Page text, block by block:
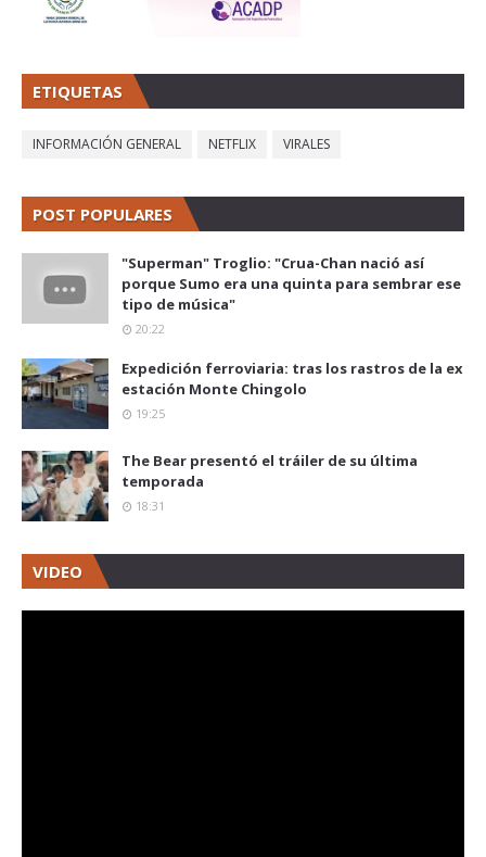
ETIQUETAS
INFORMACIÓN GENERAL NETFLIX VIRALES
POST POPULARES
"Superman" Troglio: "Crua-Chan nació así
porque Sumo era una quinta para sembrar ese
tipo de música"
20:22
Expedición ferroviaria: tras los rastros de la ex
estación Monte Chingolo
19:25
The Bear presentó el tráiler de su última
temporada
18:31
VIDEO